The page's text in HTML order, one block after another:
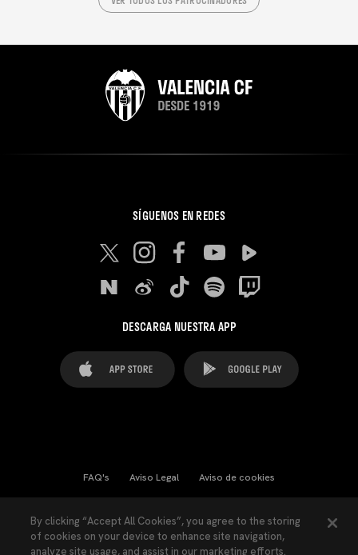
SÍGUENOS EN REDES
DESCARGA NUESTRA APP
FAQ's Aviso Legal Aviso de cookies
Ley Transparencia Política de Privacidad
By clicking “Accept All Cookies”, you agree to the storing
of cookies on your device to enhance site navigation,
analyze site usage, and assist in our marketing efforts.